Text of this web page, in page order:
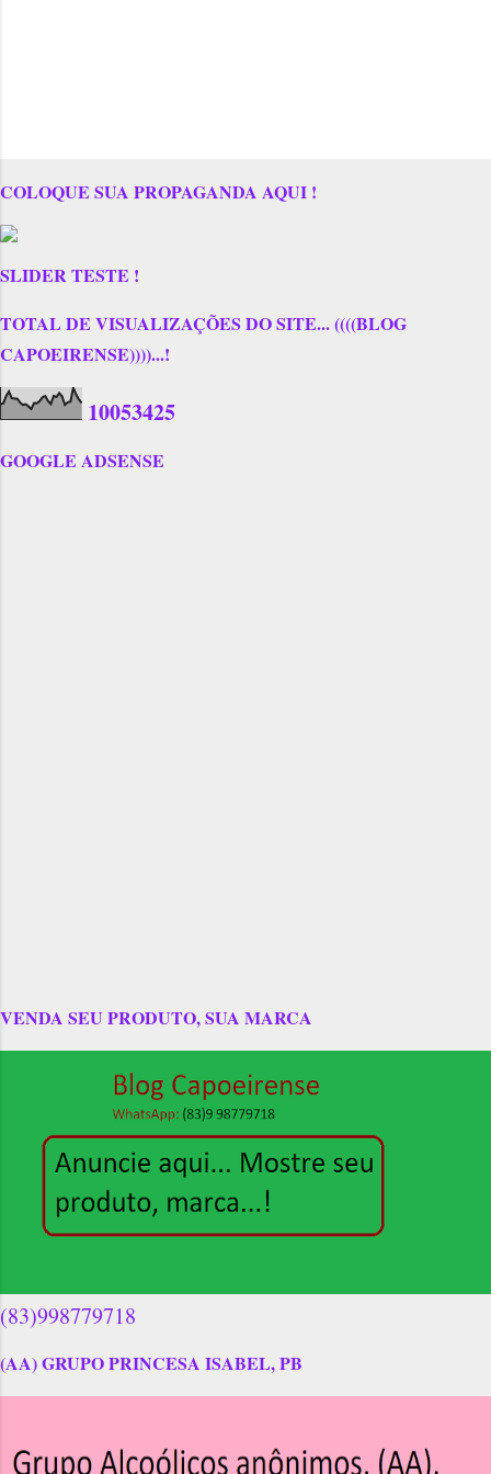
COLOQUE SUA PROPAGANDA AQUI !
SLIDER TESTE !
TOTAL DE VISUALIZAÇÕES DO SITE... ((((BLOG
CAPOEIRENSE))))...!
10053425
GOOGLE ADSENSE
VENDA SEU PRODUTO, SUA MARCA
(83)998779718
(AA) GRUPO PRINCESA ISABEL, PB